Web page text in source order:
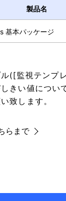
製品名
基本パッケージ
([監視テンプ
きい値につい
致します。
らまで